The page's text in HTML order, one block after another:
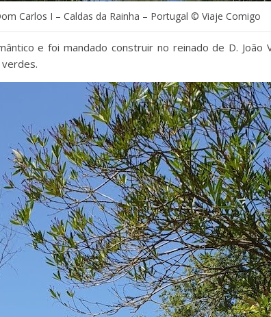
Carlos I – Caldas da Rainha – Portugal © Viaje Comigo
e foi mandado construir no reinado de D. João